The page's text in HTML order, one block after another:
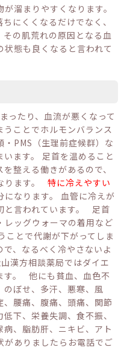
溜まりやすくなります。
にくくなるだけでなく、
の肌荒れの原因となる血
態も良くなると言われて
ったり、血流が悪くなって
ことでホルモンバランス
PMS（生理前症候群）な
ます。 足首を温めること
整える働きがあるので、
ります。 特に冷えやすい
になります。 血管に冷えが
と言われています。 足首
レッグウォーマの着用など
ことで代謝が下がってしま
、なるべく冷やさないよ
漢方相談薬局ではダイエ
す。 他にも貧血、血色不
のぼせ、多汗、悪寒、風
腰痛、腹痛、頭痛、関節
下、栄養失調、食不振、
、脂肪肝、ニキビ、アト
がありましたらお電話でご